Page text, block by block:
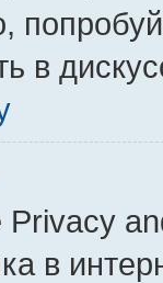
в
Privacy
в